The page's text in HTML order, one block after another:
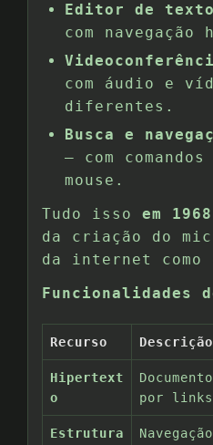
Editor de
com
com áudio e
diferentes.
Busca e
— com
mouse.
Tudo isso em 1968
da criação do
da internet como
Funcionalidades
Recurso Descrição
Hipertext
o
por
Estrutura